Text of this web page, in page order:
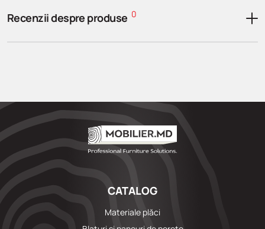
Recenzii despre produse 0
CATALOG
Materiale plăci